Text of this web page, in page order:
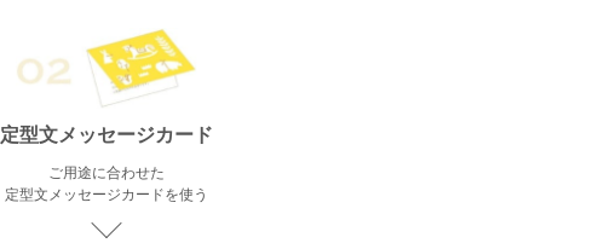
定型文メッセージカード
ご用途に合わせた
定型文メッセージカードを使う